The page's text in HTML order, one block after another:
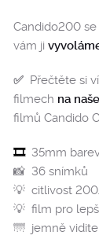
Candido200
vám ji
✅ Přečtěte si
filmech na
filmů Candido
🎞️ 35mm
📸 36 snímků
💡 citlivost
💡 film pro
🌁 jemně